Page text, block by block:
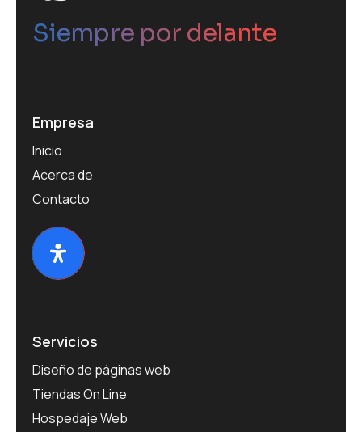
Siempre por delante
Empresa
Inicio
Acerca de
Contacto
Servicios
Diseño de páginas web
Tiendas On Line
Hospedaje Web